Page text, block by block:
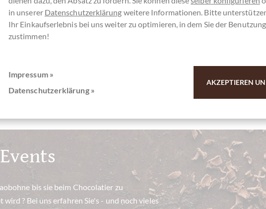
bis sie beim Chocolatier zu
? Bei uns erfahren Sie's - und noch vieles
in unserer Datenschutzerklärung weitere Informationen. Bitte
Ihr Einkaufserlebnis bei uns weiter zu optimieren, in dem Sie der
zustimmen!
Impressum »
Datenschutzerklärung »
AKZEPTIEREN